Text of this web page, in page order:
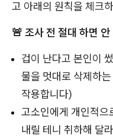
고 아래의 원칙을 체크
🚨 조사 전 절대 하면
겁이 난다고 본인이
물을 멋대로 삭제하
작용합니다)
고소인에게 개인적
내릴 테니 취하해 달